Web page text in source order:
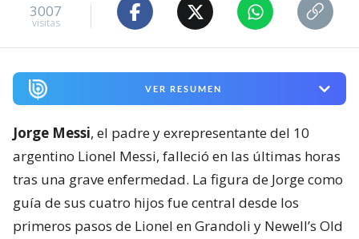
3007
visitas
VER RESUMEN
Jorge Messi, el padre y exrepresentante del 10
argentino Lionel Messi, falleció en las últimas horas
tras una grave enfermedad. La figura de Jorge como
guía de sus cuatro hijos fue central desde los
primeros pasos de Lionel en Grandoli y Newell’s Old